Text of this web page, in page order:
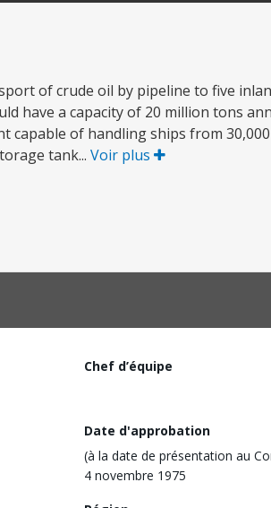
of crude oil by pipeline to five
have a capacity of 20 million tons
of handling ships from
tank... Voir plus
Chef d’équipe
Date d'approbation
(à la date de présentation au
4 novembre 1975